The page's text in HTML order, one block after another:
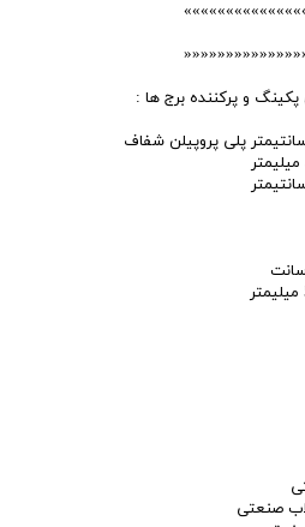
و پرکننده برج ها :
صنعتی